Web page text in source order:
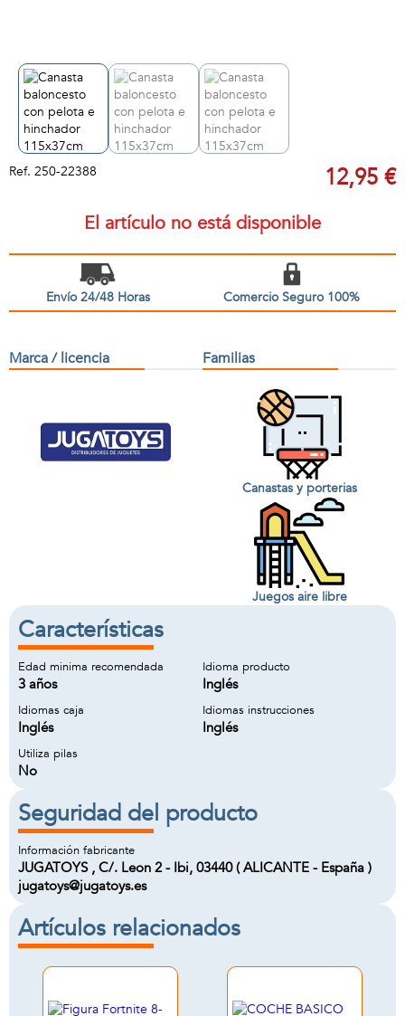
Ref. 250-22388 12,95 €
El artículo no está disponible
Envío 24/48 Horas Comercio Seguro 100%
Marca / licencia Familias
Canastas y porterias
Juegos aire libre
Características
Edad minima recomendada
3 años
Idioma producto
Inglés
Idiomas caja
Inglés
Idiomas instrucciones
Inglés
Utiliza pilas
No
Seguridad del producto
Información fabricante
JUGATOYS , C/. Leon 2 - Ibi, 03440 ( ALICANTE - España )
jugatoys@jugatoys.es
Artículos relacionados